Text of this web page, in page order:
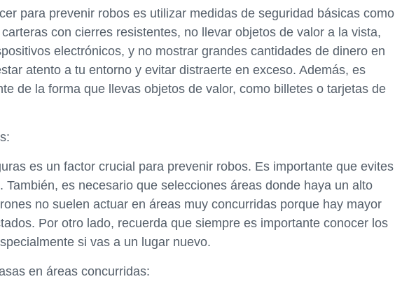
para prevenir robos es utilizar medidas de seguridad básicas como
con cierres resistentes, no llevar objetos de valor a la vista,
electrónicos, y no mostrar grandes cantidades de dinero en
atento a tu entorno y evitar distraerte en exceso. Además, es
de la forma que llevas objetos de valor, como billetes o tarjetas de
es un factor crucial para prevenir robos. Es importante que evites
También, es necesario que selecciones áreas donde haya un alto
no suelen actuar en áreas muy concurridas porque hay mayor
Por otro lado, recuerda que siempre es importante conocer los
si vas a un lugar nuevo.
en áreas concurridas: